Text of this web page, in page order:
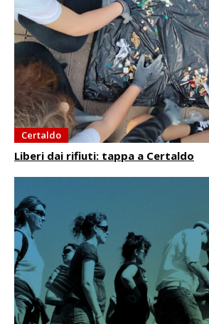
Certaldo
Liberi dai rifiuti: tappa a Certaldo